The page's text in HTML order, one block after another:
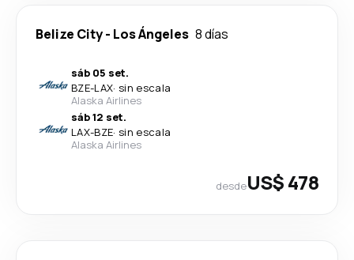
Belize City- Los Ángeles 8 días
sáb 05 set.
BZE-LAX· sin escala
Alaska Airlines
sáb 12 set.
LAX-BZE· sin escala
Alaska Airlines
desdeUS$ 478